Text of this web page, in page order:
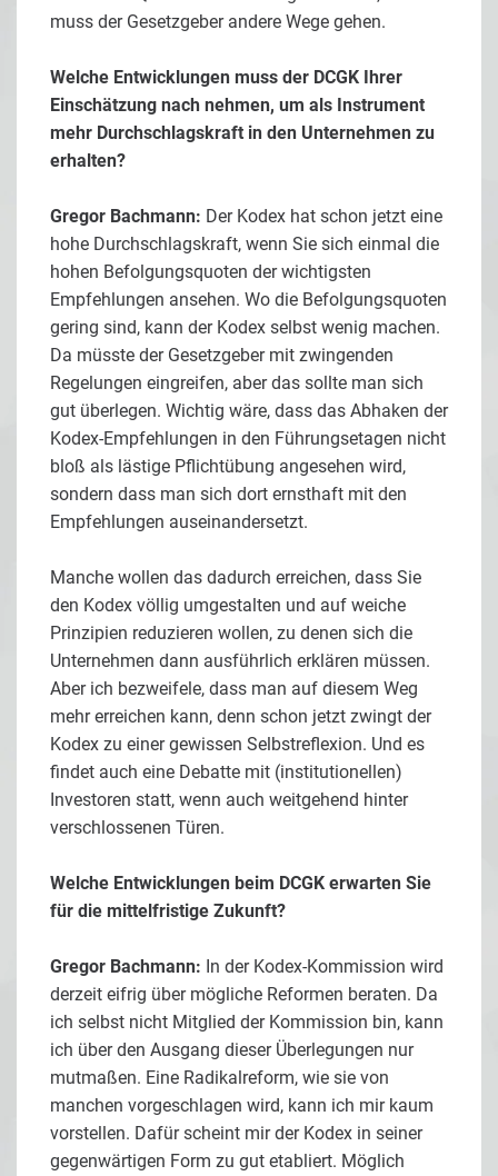
muss der Gesetzgeber andere Wege gehen.
Welche Entwicklungen muss der DCGK Ihrer
Einschätzung nach nehmen, um als Instrument
mehr Durchschlagskraft in den Unternehmen zu
erhalten?
Gregor Bachmann: Der Kodex hat schon jetzt eine
hohe Durchschlagskraft, wenn Sie sich einmal die
hohen Befolgungsquoten der wichtigsten
Empfehlungen ansehen. Wo die Befolgungsquoten
gering sind, kann der Kodex selbst wenig machen.
Da müsste der Gesetzgeber mit zwingenden
Regelungen eingreifen, aber das sollte man sich
gut überlegen. Wichtig wäre, dass das Abhaken der
Kodex-Empfehlungen in den Führungsetagen nicht
bloß als lästige Pflichtübung angesehen wird,
sondern dass man sich dort ernsthaft mit den
Empfehlungen auseinandersetzt.
Manche wollen das dadurch erreichen, dass Sie
den Kodex völlig umgestalten und auf weiche
Prinzipien reduzieren wollen, zu denen sich die
Unternehmen dann ausführlich erklären müssen.
Aber ich bezweifele, dass man auf diesem Weg
mehr erreichen kann, denn schon jetzt zwingt der
Kodex zu einer gewissen Selbstreflexion. Und es
findet auch eine Debatte mit (institutionellen)
Investoren statt, wenn auch weitgehend hinter
verschlossenen Türen.
Welche Entwicklungen beim DCGK erwarten Sie
für die mittelfristige Zukunft?
Gregor Bachmann: In der Kodex-Kommission wird
derzeit eifrig über mögliche Reformen beraten. Da
ich selbst nicht Mitglied der Kommission bin, kann
ich über den Ausgang dieser Überlegungen nur
mutmaßen. Eine Radikalreform, wie sie von
manchen vorgeschlagen wird, kann ich mir kaum
vorstellen. Dafür scheint mir der Kodex in seiner
gegenwärtigen Form zu gut etabliert. Möglich